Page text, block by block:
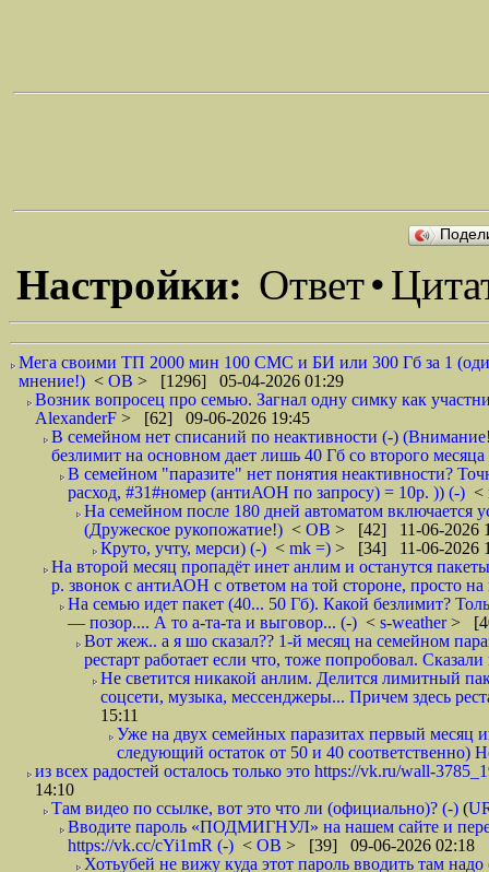
Настройки: Ответ•
Мега своими ТП 2000 мин 100 СМС и БИ или 300 Гб за 1
мнение!) < ОВ > [1296] 05-04-2026 01:29
Возник вопросец про семью. Загнал одну симку как
AlexanderF > [62] 09-06-2026 19:45
В семейном нет списаний по неактивности (-)
безлимит на основном дает лишь 40 Гб со второго месяца
В семейном "паразите" нет понятия неактивности?
расход, #31#номер (антиАОН по запросу) = 10р. )) (-) <
На семейном после 180 дней автоматом включается
(Дружеское рукопожатие!) < ОВ > [42] 11-06-2026
Круто, учту, мерси) (-) < mk =) > [34] 11-06-2026
На второй месяц пропадёт инет анлим и останутся
р. звонок с антиАОН с ответом на той стороне, просто
На семью идет пакет (40... 50 Гб). Какой безлимит?
— позор.... А то а-та-та и выговор... (-) < s-weather>
Вот жеж.. а я шо сказал?? 1-й месяц на семейном
рестарт работает если что, тоже попробовал.
Не светится никакой анлим. Делится лимитный
соцсети, музыка, мессенджеры... Причем здесь
15:11
Уже на двух семейных паразитах первый месяц
следующий остаток от 50 и 40 соответственно)
из всех радостей осталось только это https://vk.ru/wall-
14:10
Там видео по ссылке, вот это что ли (официально)? (-) (
Вводите пароль «ПОДМИГНУЛ» на нашем сайте и
https://vk.cc/cYi1mR (-) < ОВ > [39] 09-06-2026 02:18
Хотьубей не вижу куда этот пароль вводить там надо